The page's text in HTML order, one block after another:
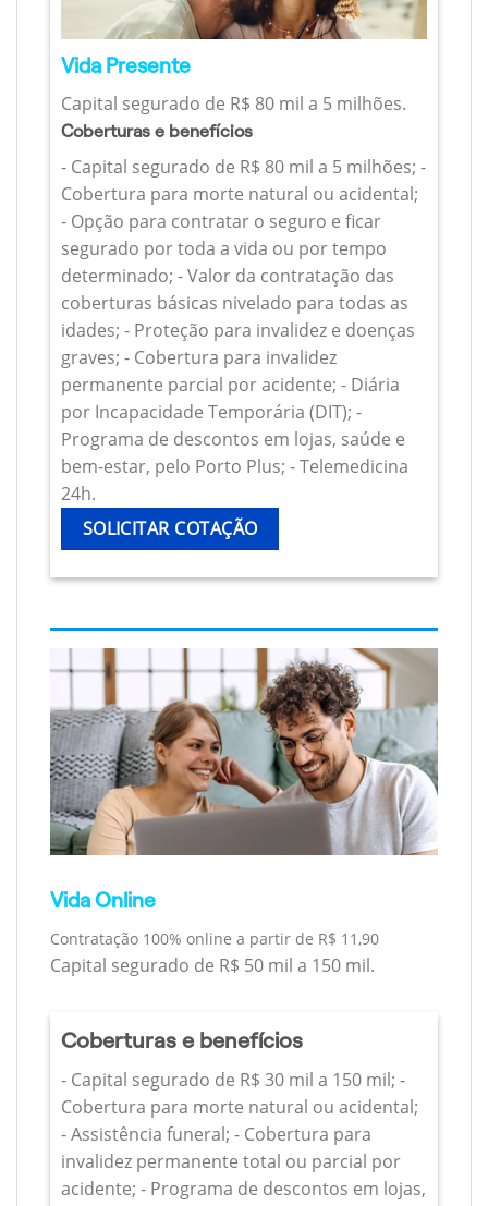
Vida Presente
Capital segurado de R$ 80 mil a 5 milhões.
Coberturas e benefícios
- Capital segurado de R$ 80 mil a 5 milhões; -
Cobertura para morte natural ou acidental;
- Opção para contratar o seguro e ficar
segurado por toda a vida ou por tempo
determinado; - Valor da contratação das
coberturas básicas nivelado para todas as
idades; - Proteção para invalidez e doenças
graves; - Cobertura para invalidez
permanente parcial por acidente; - Diária
por Incapacidade Temporária (DIT); -
Programa de descontos em lojas, saúde e
bem-estar, pelo Porto Plus; - Telemedicina
24h.
SOLICITAR COTAÇÃO
Vida Online
Contratação 100% online a partir de R$ 11,90
Capital segurado de R$ 50 mil a 150 mil.
Coberturas e benefícios
- Capital segurado de R$ 30 mil a 150 mil; -
Cobertura para morte natural ou acidental;
- Assistência funeral; - Cobertura para
invalidez permanente total ou parcial por
acidente; - Programa de descontos em lojas,